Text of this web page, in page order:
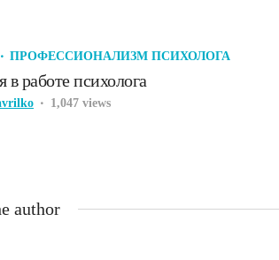
ПРОФЕССИОНАЛИЗМ ПСИХОЛОГА
работе психолога
1,047 views
author